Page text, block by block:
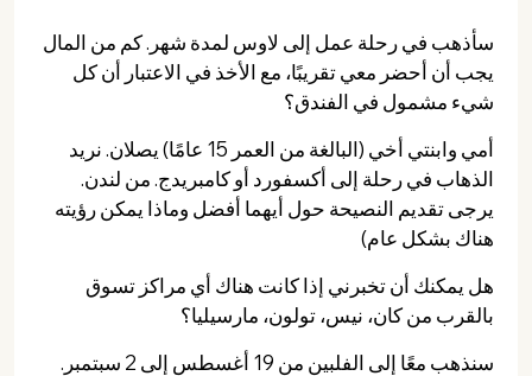
سأذهب في رحلة عمل إلى لاوس لمدة شهر. كم من المال
يجب أن أحضر معي تقريبًا، مع الأخذ في الاعتبار أن كل
شيء مشمول في الفندق؟
أمي وابنتي أخي (البالغة من العمر 15 عامًا) يصلان. نريد
الذهاب في رحلة إلى أكسفورد أو كامبريدج. من لندن.
يرجى تقديم النصيحة حول أيهما أفضل وماذا يمكن رؤيته
هناك بشكل عام)
هل يمكنك أن تخبرني إذا كانت هناك أي مراكز تسوق
بالقرب من كان، نيس، تولون، مارسيليا؟
سنذهب معًا إلى الفلبين من 19 أغسطس إلى 2 سبتمبر.